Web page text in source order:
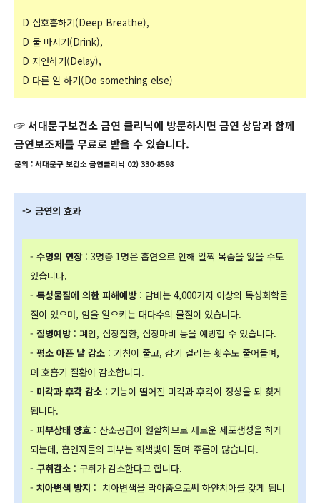
D 심호흡하기(Deep Breathe),
D 물 마시기(Drink),
D 지연하기(Delay),
D 다른 일 하기(Do something else)
☞ 서대문구보건소 금연 클리닉에 방문하시면 금연 상담과 함께
금연보조제를 무료로 받을 수 있습니다.
문의 : 서대문구 보건소 금연클리닉 02) 330-8598
-> 금연의 효과
- 수명의 연장: 3명중 1명은 흡연으로 인해 일찍 목숨을 잃을 수도
있습니다.
- 독성물질에 의한 피해예방: 담배는 4,000가지 이상의 독성화학물
질이 있으며, 암을 일으키는 대다수의 물질이 있습니다.
- 질병예방: 폐암, 심장질환, 심장마비 등을 예방할 수 있습니다.
- 평소 아픈 날 감소 : 기침이 줄고, 감기 걸리는 횟수도 줄어들며,
폐 호흡기 질환이 감소합니다.
- 미각과 후각 감소 : 기능이 떨어진 미각과 후각이 정상을 되 찾게
됩니다.
- 피부상태 양호 : 산소공급이 원할하므로 새로운 세포생성을 하게
되는데, 흡연자들의 피부는 회색빛이 돌며 주름이 많습니다.
- 구취감소 : 구취가 감소한다고 합니다.
- 치아변색 방지 : 치아변색을 막아줌으로써 하얀치아를 갖게 됩니